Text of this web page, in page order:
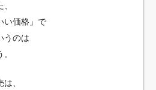
い価格」で
うのは
、